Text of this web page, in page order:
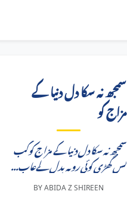
سمجھ نہ سکا دل دنیا کے
مزاج کو
سمجھ نہ سکا دل دنیا کے مزاج کوکب
کس گھڑی کوئی رویہ بدل لےعاب...
BY ABIDA Z SHIREEN